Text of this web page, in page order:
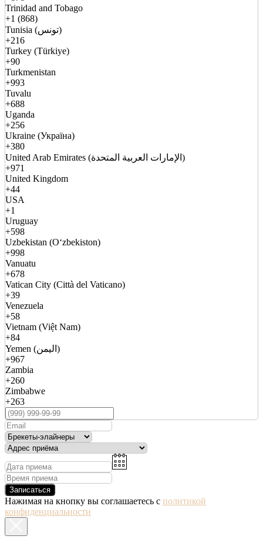
Trinidad and Tobago
+1 (868)
Tunisia (تونس)
+216
Turkey (Türkiye)
+90
Turkmenistan
+993
Tuvalu
+688
Uganda
+256
Ukraine (Україна)
+380
United Arab Emirates (الإمارات العربية المتحدة)
+971
United Kingdom
+44
USA
+1
Uruguay
+598
Uzbekistan (Oʻzbekiston)
+998
Vanuatu
+678
Vatican City (Città del Vaticano)
+39
Venezuela
+58
Vietnam (Việt Nam)
+84
Yemen (اليمن)
+967
Zambia
+260
Zimbabwe
+263
Записаться
Нажимая на кнопку вы соглашаетесь с политикой
конфиденциальности